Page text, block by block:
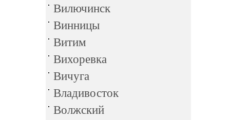
Вилючинск
Винницы
Витим
Вихоревка
Вичуга
Владивосток
Волжский